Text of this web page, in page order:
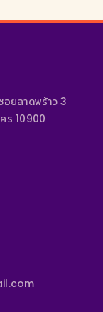
ยลาดพร้าว 3
ร 10900